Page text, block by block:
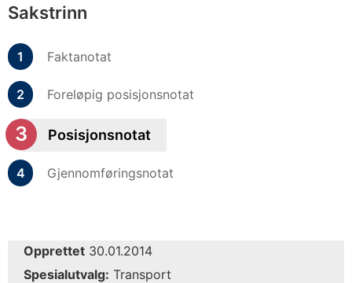
Sakstrinn
Faktanotat
Foreløpig posisjonsnotat
Posisjonsnotat
Gjennomføringsnotat
Opprettet 30.01.2014
Spesialutvalg: Transport